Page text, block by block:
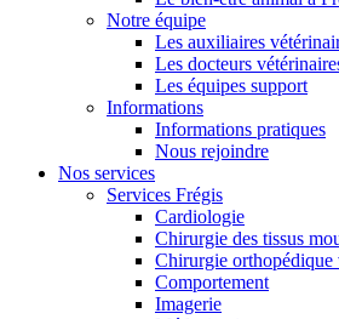
Notre équipe
Les auxiliaires
Les docteurs
Les équipes support
Informations
Informations pratiques
Nous rejoindre
Nos services
Services Frégis
Cardiologie
Chirurgie des tissus
Chirurgie orthopédique
Comportement
Imagerie